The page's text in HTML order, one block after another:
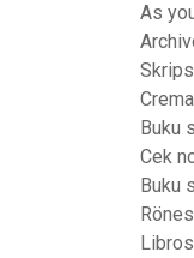
As
Buku
Cek
Buku